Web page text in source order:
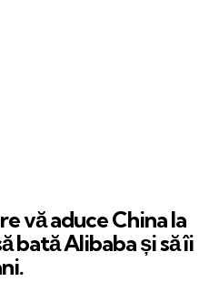
vă aduce China la
bată Alibaba și să îi